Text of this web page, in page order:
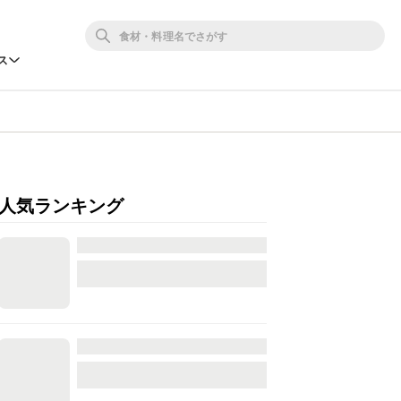
人気ランキング